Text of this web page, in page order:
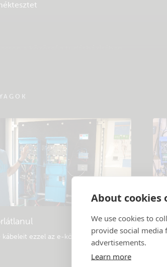
About cookies
We use cookies to
provide social media
advertisements.
Learn more
kábeleit ezzel az e-könyvvel